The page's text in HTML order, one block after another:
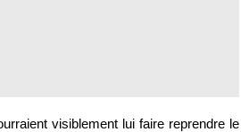
visiblement lui faire reprendre le